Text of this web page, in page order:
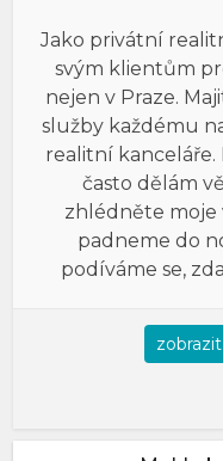
Jako privátní
svým klientům
nejen v Praze.
služby každému
realitní
často dělám
zhlédněte moje
padneme do
podíváme se,